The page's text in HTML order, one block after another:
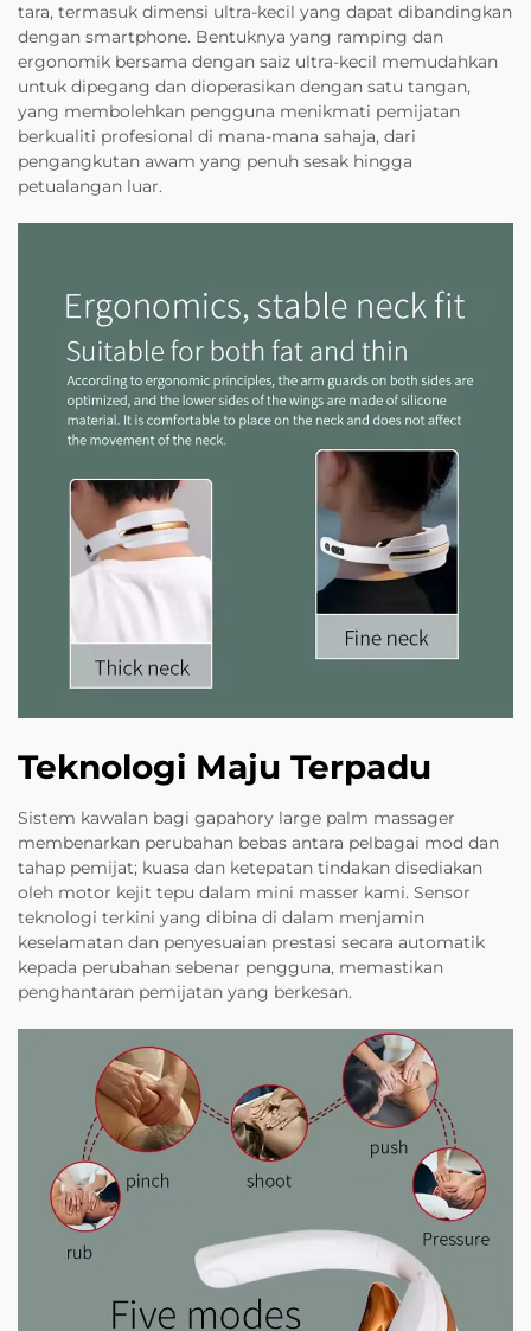
tara, termasuk dimensi ultra-kecil yang dapat dibandingkan
dengan smartphone. Bentuknya yang ramping dan
ergonomik bersama dengan saiz ultra-kecil memudahkan
untuk dipegang dan dioperasikan dengan satu tangan,
yang membolehkan pengguna menikmati pemijatan
berkualiti profesional di mana-mana sahaja, dari
pengangkutan awam yang penuh sesak hingga
petualangan luar.
Teknologi Maju Terpadu
Sistem kawalan bagi gapahory large palm massager
membenarkan perubahan bebas antara pelbagai mod dan
tahap pemijat; kuasa dan ketepatan tindakan disediakan
oleh motor kejit tepu dalam mini masser kami. Sensor
teknologi terkini yang dibina di dalam menjamin
keselamatan dan penyesuaian prestasi secara automatik
kepada perubahan sebenar pengguna, memastikan
penghantaran pemijatan yang berkesan.